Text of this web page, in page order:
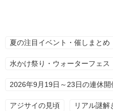
夏の注目イベント・催しまとめ
水かけ祭り・ウォーターフェス
2026年9月19日～23日の連休開
アジサイの見頃 リアル謎解